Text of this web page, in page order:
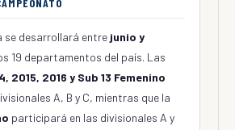
se desarrollará entre junio y
19 departamentos del país. Las
2015, 2016 y Sub 13 Femenino
A, B y C, mientras que la
participará en las divisionales A y